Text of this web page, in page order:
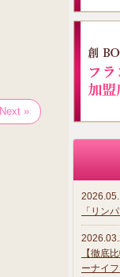
Next »
「リン
【徹底
ーナイ